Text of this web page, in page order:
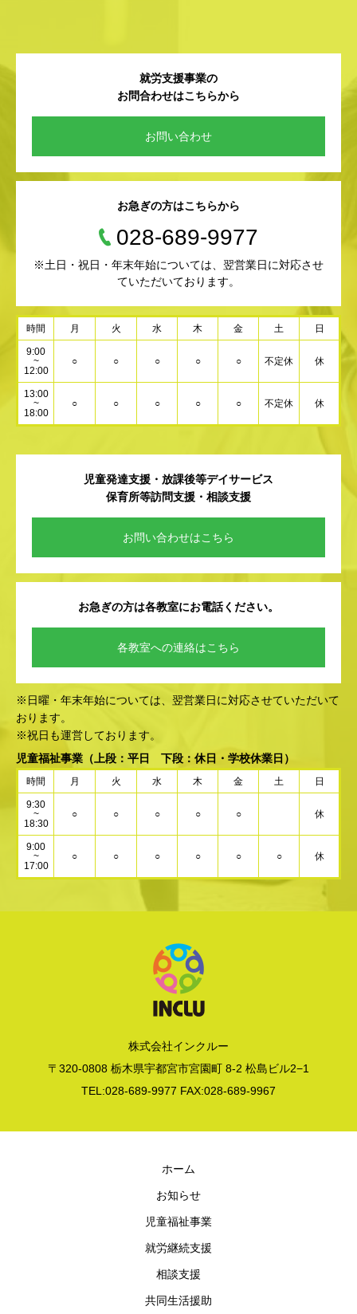
就労支援事業の
お問合わせはこちらから
お問い合わせ
お急ぎの方はこちらから
028-689-9977
※土日・祝日・年末年始については、翌営業日に対応させ
ていただいております。
時間 月 火 水 木 金 土 日
9:00
~
12:00
○ ○ ○ ○ ○ 不定休 休
13:00
~
18:00
○ ○ ○ ○ ○ 不定休 休
児童発達支援・放課後等デイサービス
保育所等訪問支援・相談支援
お問い合わせはこちら
お急ぎの方は各教室にお電話ください。
各教室への連絡はこちら
※日曜・年末年始については、翌営業日に対応させていただいて
おります。
※祝日も運営しております。
児童福祉事業 （上段：平日 下段：休日・学校休業日）
時間 月 火 水 木 金 土 日
9:30
~
18:30
○ ○ ○ ○ ○ 休
9:00
~
17:00
○ ○ ○ ○ ○ ○ 休
株式会社インクルー
〒320-0808 栃木県宇都宮市宮園町 8-2 松島ビル2−1
TEL:028-689-9977 FAX:028-689-9967
ホーム
お知らせ
児童福祉事業
就労継続支援
相談支援
共同生活援助